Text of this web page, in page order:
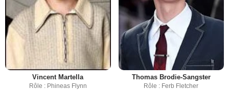
Vincent Martella
Rôle : Phineas Flynn
Thomas Brodie-Sangster
Rôle : Ferb Fletcher